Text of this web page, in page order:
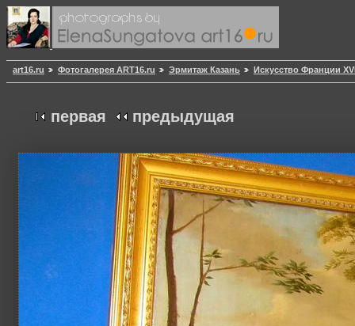
art16.ru Фотогалерея ART16.ru Эрмитаж Казань Искусство Франции
первая предыдущая